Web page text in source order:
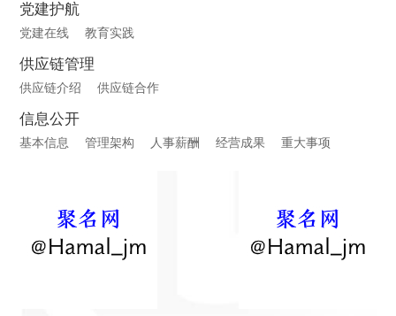
党建护航
党建在线 教育实践
供应链管理
供应链介绍 供应链合作
信息公开
基本信息 管理架构 人事薪酬 经营成果 重大事项